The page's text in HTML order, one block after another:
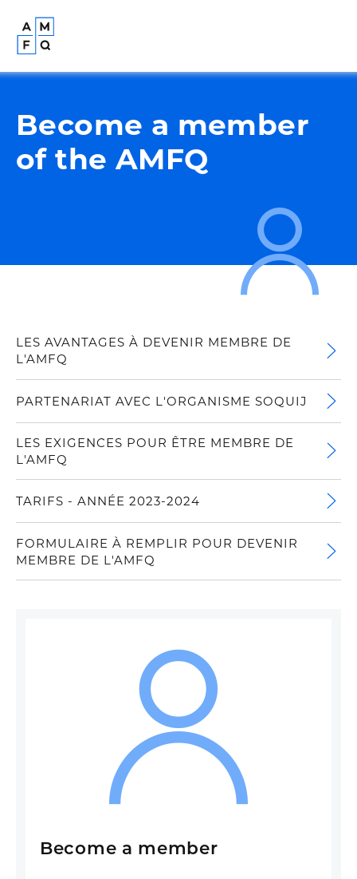
Become a member
of the AMFQ
LES AVANTAGES À DEVENIR MEMBRE DE
L'AMFQ
PARTENARIAT AVEC L'ORGANISME SOQUIJ
LES EXIGENCES POUR ÊTRE MEMBRE DE
L'AMFQ
TARIFS - ANNÉE 2023-2024
FORMULAIRE À REMPLIR POUR DEVENIR
MEMBRE DE L'AMFQ
Become a member